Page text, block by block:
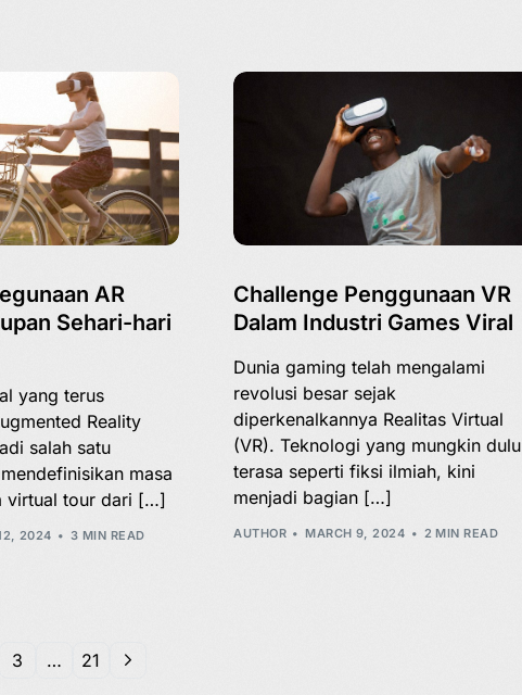
AR
Sehari-hari
yang terus
Reality
salah satu
masa
virtual tour dari […]
2024 3 MIN READ
Challenge Penggunaan VR
Dalam Industri Games Viral
Dunia gaming telah mengalami
revolusi besar sejak
diperkenalkannya Realitas Virtual
(VR). Teknologi yang mungkin dulu
terasa seperti fiksi ilmiah, kini
menjadi bagian […]
AUTHOR MARCH 9, 2024 2 MIN READ
3 … 21